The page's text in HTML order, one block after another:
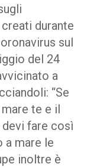
durante
sul
del 24
a
“Se
te e il
fare così
a mare le
inoltre è